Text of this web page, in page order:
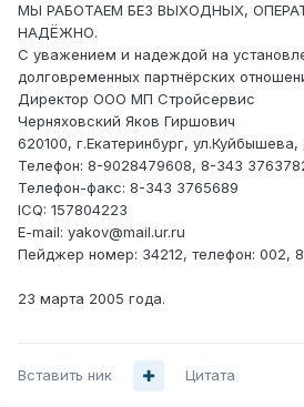
МЫ РАБОТАЕМ БЕЗ ВЫХОДНЫХ,
НАДЁЖНО.
С уважением и надеждой на
долговременных партнёрских
Директор ООО МП Стройсервис
Черняховский Яков Гиршович
620100, г.Екатеринбург, ул.Куйбышева,
Телефон: 8-9028479608, 8-343
Телефон-факс: 8-343 3765689
ICQ: 157804223
E-mail: yakov@mail.ur.ru
Пейджер номер: 34212, телефон: 002,
23 марта 2005 года.
Вставить ник Цитата